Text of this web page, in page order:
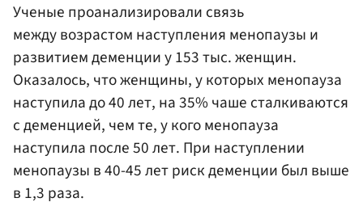
Ученые проанализировали связь
между возрастом наступления менопаузы и
развитием деменции у 153 тыс. женщин.
Оказалось, что женщины, у которых менопауза
наступила до 40 лет, на 35% чаше сталкиваются
с деменцией, чем те, у кого менопауза
наступила после 50 лет. При наступлении
менопаузы в 40-45 лет риск деменции был выше
в 1,3 раза.